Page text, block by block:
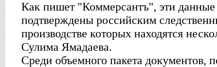
Как пишет "Коммерсантъ", эти
подтверждены российским
производстве которых находятся
Сулима Ямадаева.
Среди объемного пакета документов,